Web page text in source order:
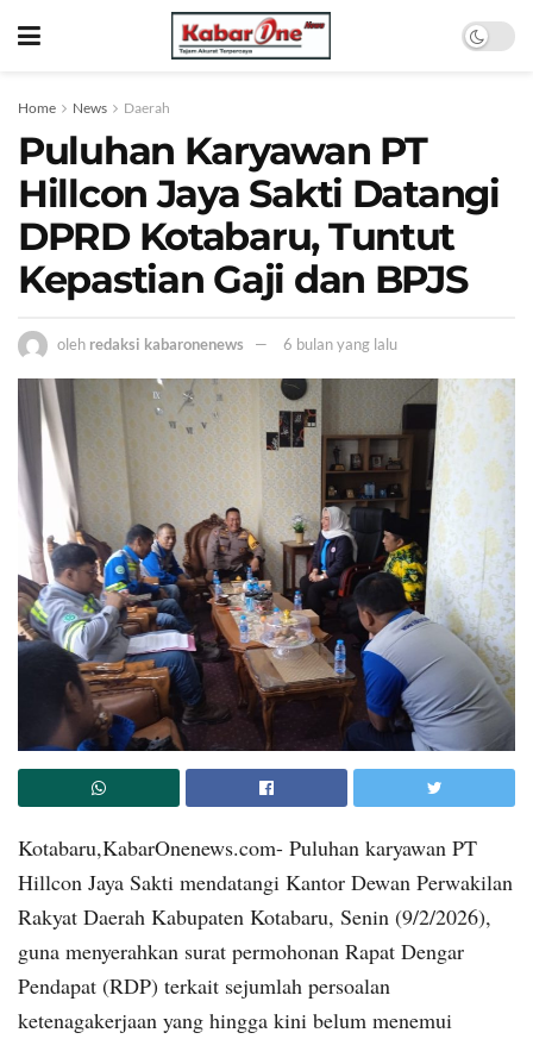
Home News Daerah
Puluhan Karyawan PT
Hillcon Jaya Sakti Datangi
DPRD Kotabaru, Tuntut
Kepastian Gaji dan BPJS
oleh redaksi kabaronenews 6 bulan yang lalu
Kotabaru,KabarOnenews.com- Puluhan karyawan PT
Hillcon Jaya Sakti mendatangi Kantor Dewan Perwakilan
Rakyat Daerah Kabupaten Kotabaru, Senin (9/2/2026),
guna menyerahkan surat permohonan Rapat Dengar
Pendapat (RDP) terkait sejumlah persoalan
ketenagakerjaan yang hingga kini belum menemui